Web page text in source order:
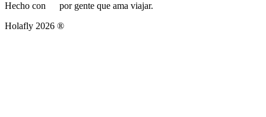
Hecho con
por gente que ama viajar.
Holafly 2026 ®